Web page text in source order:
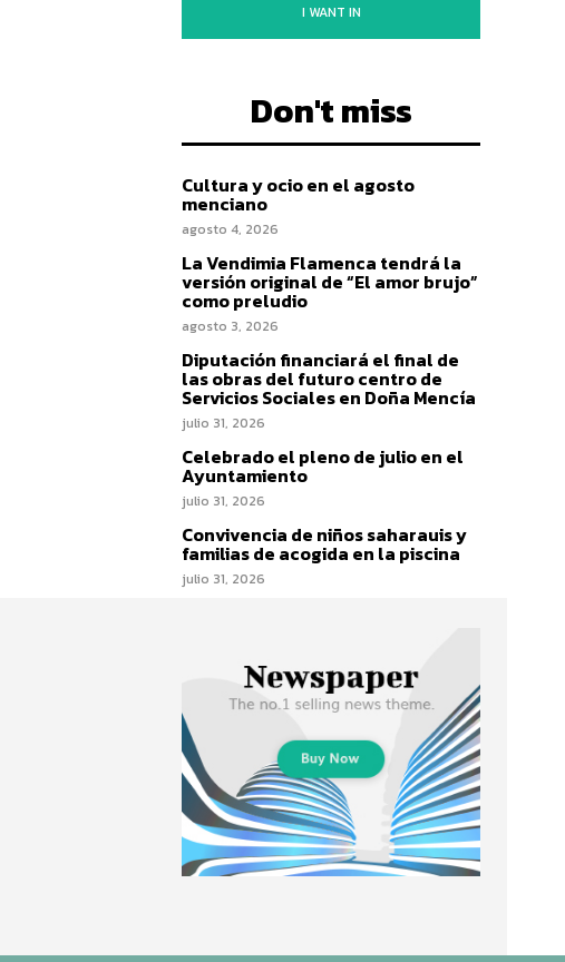
I WANT IN
Don't miss
Cultura y ocio en el agosto
menciano
agosto 4, 2026
La Vendimia Flamenca tendrá la
versión original de “El amor brujo”
como preludio
agosto 3, 2026
Diputación financiará el final de
las obras del futuro centro de
Servicios Sociales en Doña Mencía
julio 31, 2026
Celebrado el pleno de julio en el
Ayuntamiento
julio 31, 2026
Convivencia de niños saharauis y
familias de acogida en la piscina
julio 31, 2026